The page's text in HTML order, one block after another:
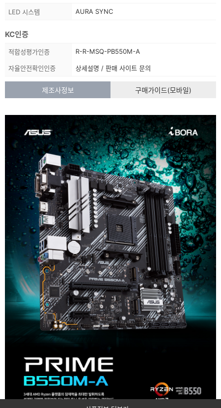
보
스
정
LED 시스템 AURA SYNC
KC인증
상
정
보
목
정
보
에
대
해
이
수
상
보
적합성평가인증 R-R-MSQ-PB550M-A
자율안전확인인증 상세설명 / 판매 사이트 문의
제조사정보 구매가이드(모바일)